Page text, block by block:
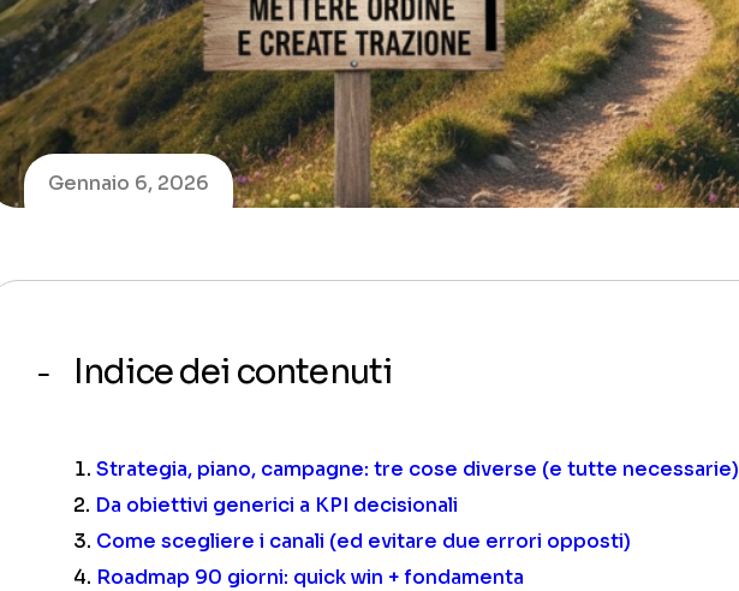
Gennaio 6, 2026
Indice dei contenuti
Strategia, piano, campagne: tre cose diverse (e tutte necessarie)
Da obiettivi generici a KPI decisionali
Come scegliere i canali (ed evitare due errori opposti)
Roadmap 90 giorni: quick win + fondamenta